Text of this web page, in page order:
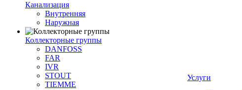
Канализация
Внутренняя
Наружная
Коллекторные группы
DANFOSS
FAR
IVR
STOUT
TIEMME
Услуги